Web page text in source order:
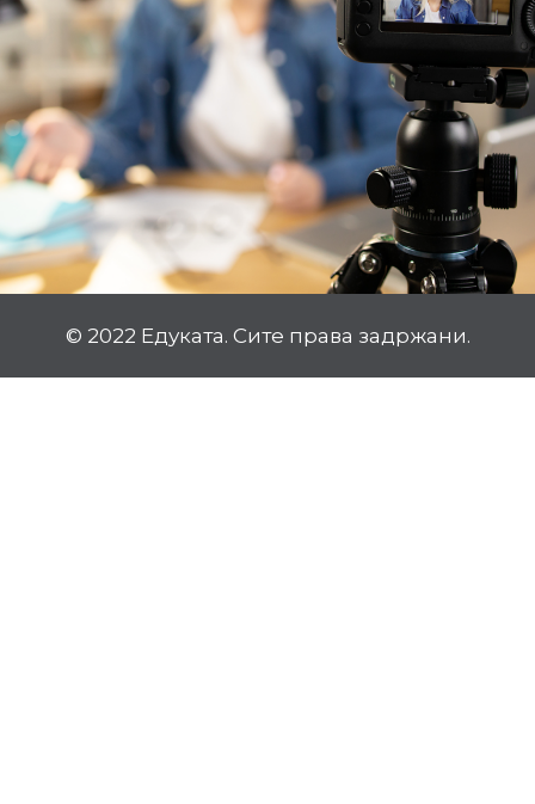
© 2022 Едуката. Сите права задржани.